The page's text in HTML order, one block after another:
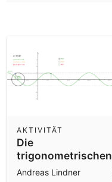
Die
trigonometrischen
Funktionen
AKTIVITÄT
Andreas Lindner